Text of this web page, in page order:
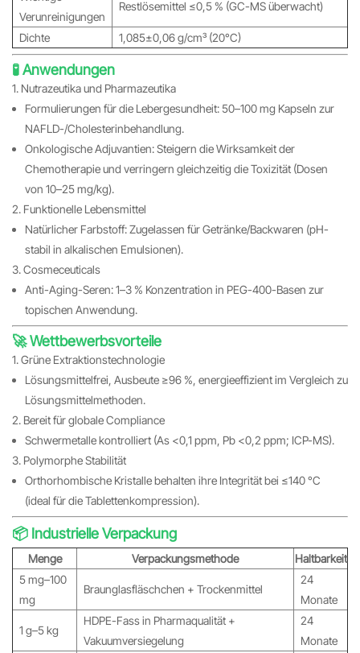
Verunreinigungen
Restlösemittel ≤0,5 % (GC-MS überwacht)
Dichte 1,085±0,06 g/cm³ (20°C)
🧪 Anwendungen
1. Nutrazeutika und Pharmazeutika
Formulierungen für die Lebergesundheit: 50–100 mg Kapseln zur
NAFLD-/Cholesterinbehandlung.
Onkologische Adjuvantien: Steigern die Wirksamkeit der
Chemotherapie und verringern gleichzeitig die Toxizität (Dosen
von 10–25 mg/kg).
2. Funktionelle Lebensmittel
Natürlicher Farbstoff: Zugelassen für Getränke/Backwaren (pH-
stabil in alkalischen Emulsionen).
3. Cosmeceuticals
Anti-Aging-Seren: 1–3 % Konzentration in PEG-400-Basen zur
topischen Anwendung.
🚀 Wettbewerbsvorteile
1. Grüne Extraktionstechnologie
Lösungsmittelfrei, Ausbeute ≥96 %, energieeffizient im Vergleich zu
Lösungsmittelmethoden.
2. Bereit für globale Compliance
Schwermetalle kontrolliert (As <0,1 ppm, Pb <0,2 ppm; ICP-MS).
3. Polymorphe Stabilität
Orthorhombische Kristalle behalten ihre Integrität bei ≤140 °C
(ideal für die Tablettenkompression).
📦 Industrielle Verpackung
Menge Verpackungsmethode
Haltbarkeit
5 mg–100
mg
Braunglasfläschchen + Trockenmittel
24
Monate
1 g–5 kg
HDPE-Fass in Pharmaqualität +
Vakuumversiegelung
24
Monate